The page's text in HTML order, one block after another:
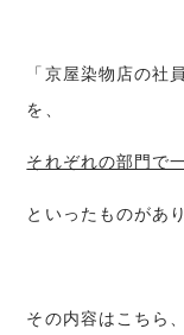
「京屋染物店の社
を、
それぞれの部門で
といったものがあ
その内容はこちら、